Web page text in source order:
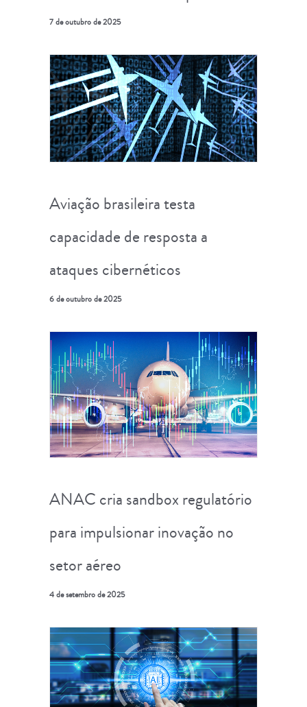
7 de outubro de 2025
Aviação brasileira testa
capacidade de resposta a
ataques cibernéticos
6 de outubro de 2025
ANAC cria sandbox regulatório
para impulsionar inovação no
setor aéreo
4 de setembro de 2025